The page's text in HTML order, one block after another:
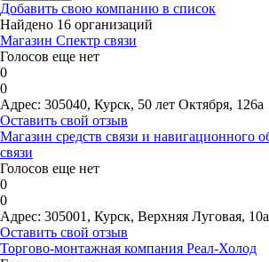
Добавить свою компанию в список
Найдено 16 организаций
Магазин Спектр связи
Голосов еще нет
0
0
Адрес: 305040, Курск, 50 лет Октября, 126а
Оставить свой отзыв
Магазин средств связи и навигационного
связи
Голосов еще нет
0
0
Адрес: 305001, Курск, Верхняя Луговая, 10а
Оставить свой отзыв
Торгово-монтажная компания Реал-Холод